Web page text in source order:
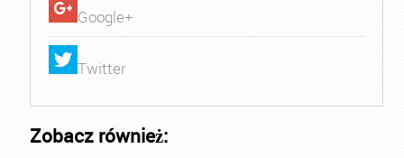
Google+
Twitter
Zobacz również: